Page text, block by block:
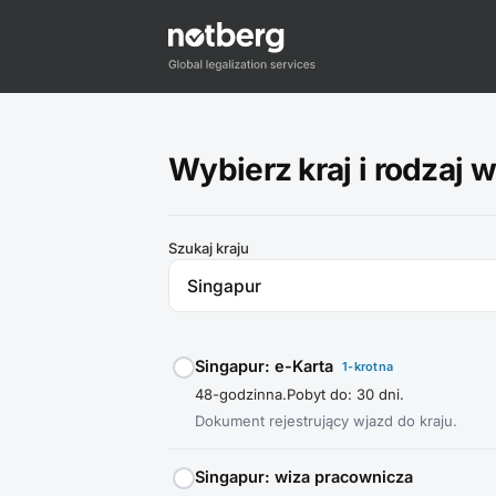
Wybierz kraj i rodzaj
Szukaj kraju
Singapur: e-Karta 1-krotna
48-godzinna.Pobyt do: 30 dni.
Dokument rejestrujący wjazd do kraju.
Singapur: wiza pracownicza